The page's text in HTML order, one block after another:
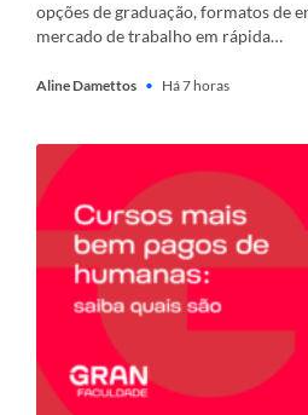
opções de graduação, formatos de
mercado de trabalho em rápida…
Aline Damettos • Há 7 horas